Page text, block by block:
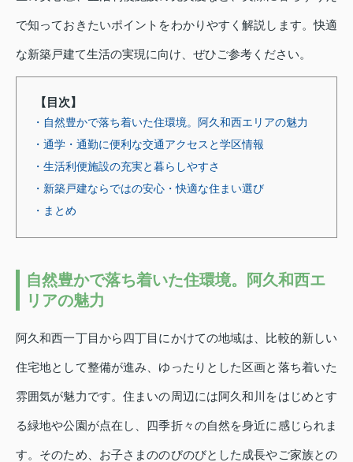
で知っておきたいポイントをわかりやすく解説します。快適
な新築戸建て生活の実現に向け、ぜひご参考ください。
【目次】
・自然豊かで落ち着いた住環境。阿久和西エリアの魅力
・通学・通勤に便利な交通アクセスと学区情報
・生活利便施設の充実と暮らしやすさ
・新築戸建ならではの安心・快適な住まい選び
・まとめ
自然豊かで落ち着いた住環境。阿久和西エ
リアの魅力
阿久和西一丁目から四丁目にかけての地域は、比較的新しい
住宅地として整備が進み、ゆったりとした区画と落ち着いた
雰囲気が魅力です。住まいの周辺には阿久和川をはじめとす
る緑地や公園が点在し、四季折々の自然を身近に感じられま
す。そのため、お子さまののびのびとした成長やご家族との